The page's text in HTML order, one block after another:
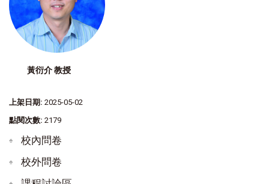
黃衍介 教授
上架日期: 2025-05-02
點閱次數: 2179
校內問卷
校外問卷